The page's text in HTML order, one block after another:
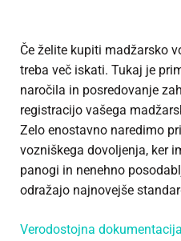
Če želite kupiti madžarsko
treba več iskati. Tukaj je
naročila in posredovanje
registracijo vašega
Zelo enostavno naredimo
vozniškega dovoljenja, ker
panogi in nenehno
odražajo najnovejše
Verodostojna dokumentacija